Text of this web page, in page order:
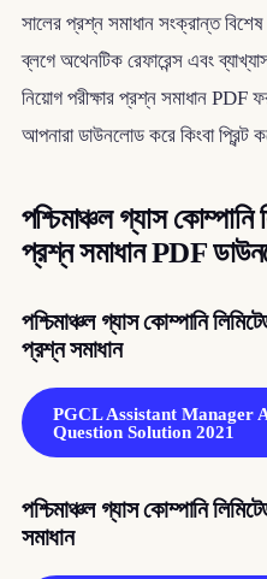
সালের প্রশ্ন সমাধান সংক্রান্ত
ব্লগে অথেনটিক রেফারেন্স এবং
নিয়োগ পরীক্ষার প্রশ্ন সমাধান PDF
আপনারা ডাউনলোড করে কিংবা প্রিন্ট
পশ্চিমাঞ্চল গ্যাস কোম্পানি
প্রশ্ন সমাধান PDF
পশ্চিমাঞ্চল গ্যাস কোম্পানি
প্রশ্ন সমাধান
PGCL Assistant Manager
Question Solution 2021
পশ্চিমাঞ্চল গ্যাস কোম্পানি
সমাধান